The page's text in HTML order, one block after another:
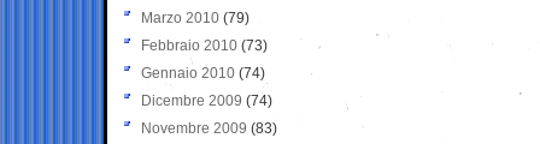
Marzo 2010 (79)
Febbraio 2010 (73)
Gennaio 2010 (74)
Dicembre 2009 (74)
Novembre 2009 (83)